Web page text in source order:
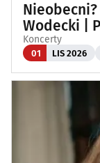
Nieobecni?
Wodecki |
Koncerty
01 LIS 2026